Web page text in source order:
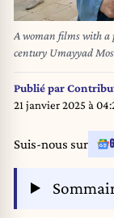
A woman films with
century Umayyad
led rebels took
president Bashar al-
(Photo by LOUAI
Publié par
21 janvier 2025 à
Suis-nous sur